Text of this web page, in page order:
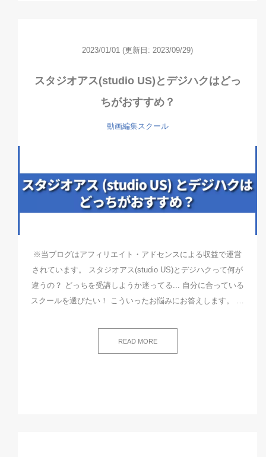
2023/01/01 (更新日: 2023/09/29)
スタジオアス(studio US)とデジハクはどっ
ちがおすすめ？
動画編集スクール
※当ブログはアフィリエイト・アドセンスによる収益で運営
されています。 スタジオアス(studio US)とデジハクって何が
違うの？ どっちを受講しようか迷ってる... 自分に合っている
スクールを選びたい！ こういったお悩みにお答えします。 …
READ MORE